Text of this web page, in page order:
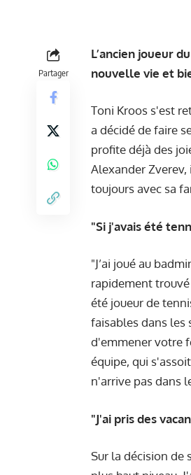
Partager
L’ancien joueur
nouvelle vie et
Toni Kroos s'est
a décidé de faire
profite déjà des
Alexander
toujours avec sa
"Si j'avais été
"J’ai joué au
rapidement
été joueur de
faisables dans les
d'emmener votre
équipe, qui
n'arrive pas dans
"J'ai pris des
Sur la décision de